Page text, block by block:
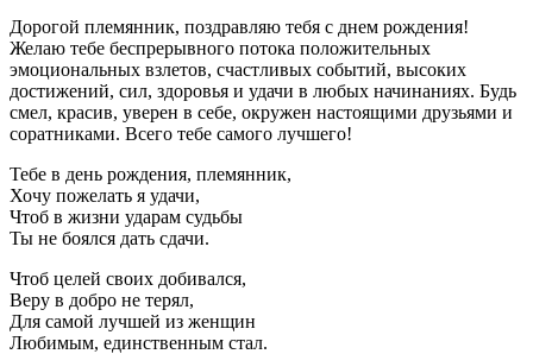
Дорогой племянник, поздравляю тебя с днем рождения!
Желаю тебе беспрерывного потока положительных
эмоциональных взлетов, счастливых событий, высоких
достижений, сил, здоровья и удачи в любых начинаниях. Будь
смел, красив, уверен в себе, окружен настоящими друзьями и
соратниками. Всего тебе самого лучшего!
Тебе в день рождения, племянник,
Хочу пожелать я удачи,
Чтоб в жизни ударам судьбы
Ты не боялся дать сдачи.
Чтоб целей своих добивался,
Веру в добро не терял,
Для самой лучшей из женщин
Любимым, единственным стал.